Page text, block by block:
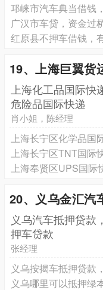
邛崃市汽车典当借钱
广汉市车贷，资金过
红原县不押车借钱，
19、上海巨翼货
上海化工品国际
危险品国际快递
肖小姐，陈经理
上海长宁区TNT国际
上海奉贤区UPS国际
20、义乌金汇汽
义乌汽车抵押贷款
押车贷款
张经理
义乌按揭车抵押贷款
义乌哪里可以抵押绿